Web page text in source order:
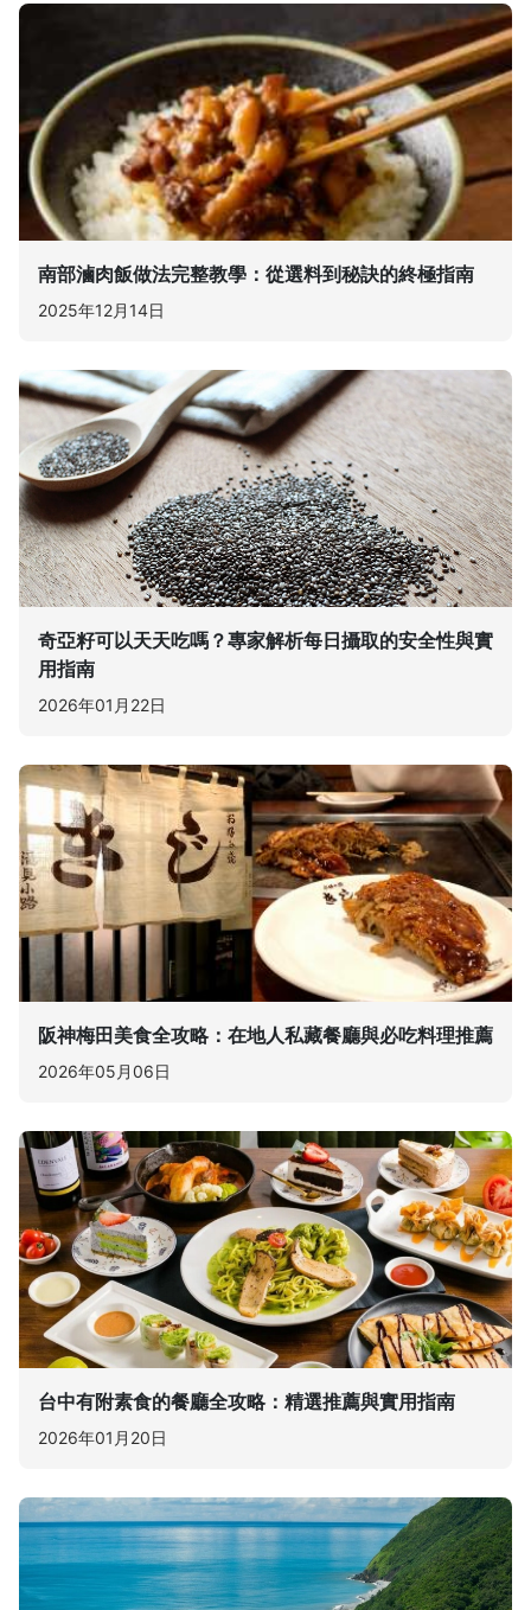
南部滷肉飯做法完整教學：從選料到秘訣的終極指南
2025年12月14日
奇亞籽可以天天吃嗎？專家解析每日攝取的安全性與實
用指南
2026年01月22日
阪神梅田美食全攻略：在地人私藏餐廳與必吃料理推薦
2026年05月06日
台中有附素食的餐廳全攻略：精選推薦與實用指南
2026年01月20日